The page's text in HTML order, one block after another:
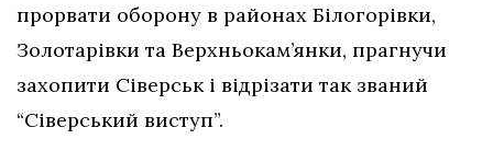
прорвати оборону в районах Білогорівки,
Золотарівки та Верхньокам’янки, прагнучи
захопити Сіверськ і відрізати так званий
“Сіверський виступ”.